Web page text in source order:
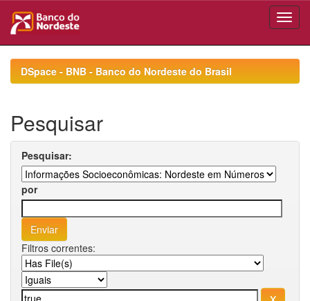
navigationDSpace - BNB - Banco do Nordeste do Brasil
Pesquisar
Pesquisar:
por
Filtros correntes: